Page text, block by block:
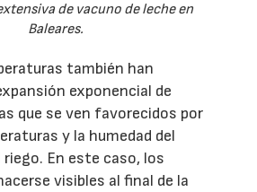
de vacuno de leche en
Baleares.
también han
exponencial de
que se ven favorecidos por
y la humedad del
riego. En este caso, los
visibles al final de la